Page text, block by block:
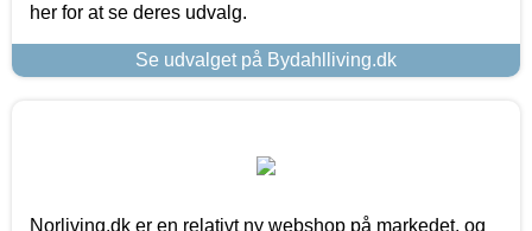
her for at se deres udvalg.
Se udvalget på Bydahlliving.dk
Norliving.dk er en relativt ny webshop på markedet, og